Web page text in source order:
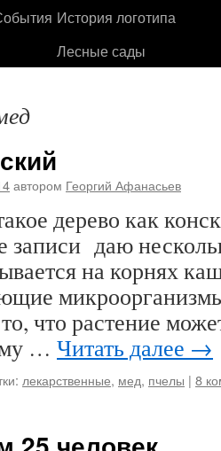
История логотипа
Лесные сады
автором Георгий Афанасьев
дерево как
записи даю
на корнях
что растение
… Читать далее →
лекарственные, мед, пчелы | 8